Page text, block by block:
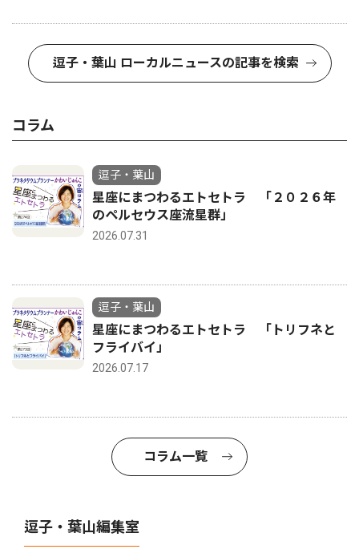
逗子・葉山 ローカルニュースの記事を検索
コラム
逗子・葉山
星座にまつわるエトセトラ 「２０２６年
のペルセウス座流星群」
2026.07.31
逗子・葉山
星座にまつわるエトセトラ 「トリフネと
フライバイ」
2026.07.17
コラム一覧
逗子・葉山編集室